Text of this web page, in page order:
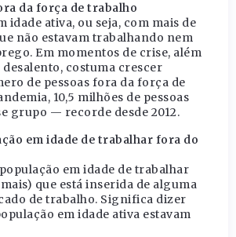
da força de trabalho
idade ativa, ou seja, com mais de
não estavam trabalhando nem
Em momentos de crise, além
costuma crescer
de pessoas fora da força de
10,5 milhões de pessoas
grupo — recorde desde 2012.
em idade de trabalhar fora do
em idade de trabalhar
mais) que está inserida de alguma
de trabalho. Significa dizer
em idade ativa estavam